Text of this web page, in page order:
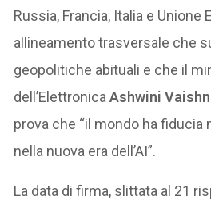
Russia, Francia, Italia e Unione
allineamento trasversale che
geopolitiche abituali e che il
dell’ElettronicaAshwini
prova che “il mondo ha fiducia
nella nuova era dell’AI”.
La data di firma, slittata al 21